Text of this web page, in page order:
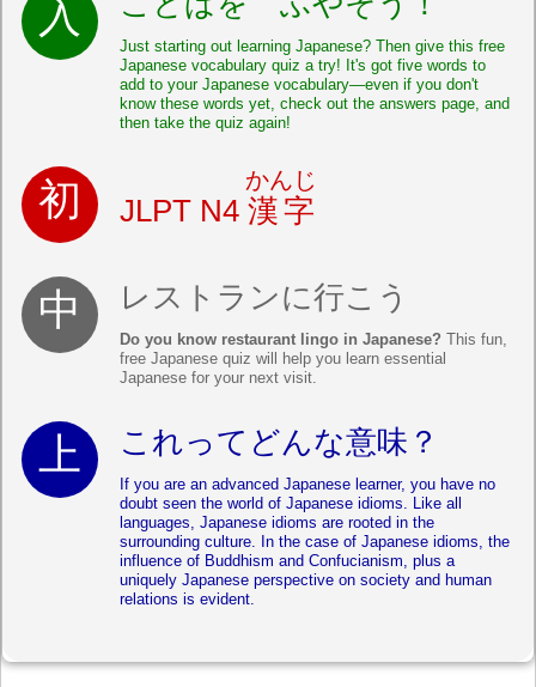
Just starting out learning Japanese? Then give this free
Japanese vocabulary quiz a try! It's got five words to
add to your Japanese vocabulary—even if you don't
know these words yet, check out the answers page, and
then take the quiz again!
JLPT N4 漢字
かんじ
レストランに行こう
Do you know restaurant lingo in Japanese? This fun,
free Japanese quiz will help you learn essential
Japanese for your next visit.
これってどんな意味？
If you are an advanced Japanese learner, you have no
doubt seen the world of Japanese idioms. Like all
languages, Japanese idioms are rooted in the
surrounding culture. In the case of Japanese idioms, the
influence of Buddhism and Confucianism, plus a
uniquely Japanese perspective on society and human
relations is evident.